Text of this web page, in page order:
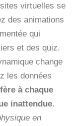
virtuelles se
des animations
qui
et des quiz.
change
les données
à chaque
inattendue.
en